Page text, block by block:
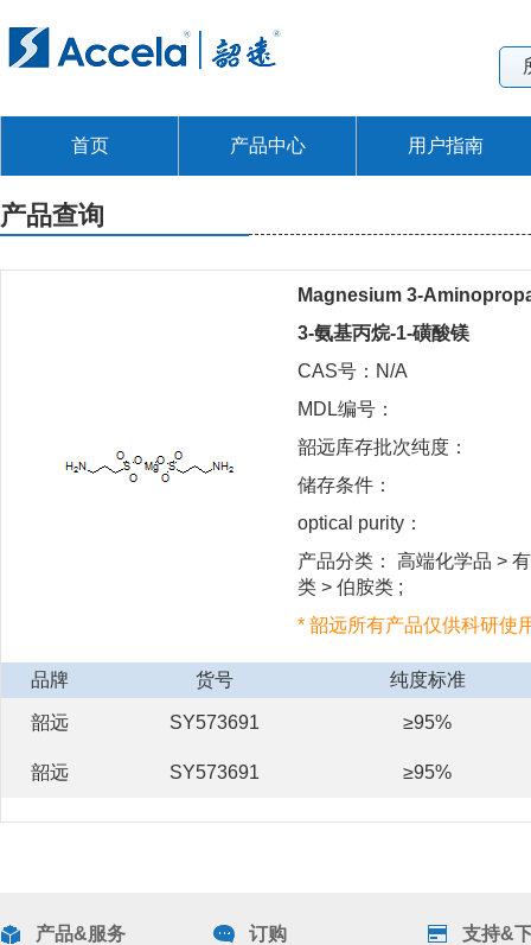
首页 产品中心 用户指南
产品查询
Magnesium 3-
3-氨基丙烷-1-磺酸镁
CAS号：N/A
MDL编号：
韶远库存批次纯度：
储存条件：
optical purity：
产品分类： 高端化学品 >
类 > 伯胺类 ;
* 韶远所有产品仅供科研使
品牌 货号 纯度标准
韶远 SY573691 ≥95%
韶远 SY573691 ≥95%
产品&服务
订购
支持&